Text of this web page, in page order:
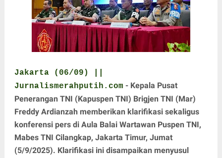
Jakarta (06/09) ||
Jurnalismerahputih.com - Kepala Pusat
Penerangan TNI (Kapuspen TNI) Brigjen TNI (Mar)
Freddy Ardianzah memberikan klarifikasi sekaligus
konferensi pers di Aula Balai Wartawan Puspen TNI,
Mabes TNI Cilangkap, Jakarta Timur, Jumat
(5/9/2025). Klarifikasi ini disampaikan menyusul